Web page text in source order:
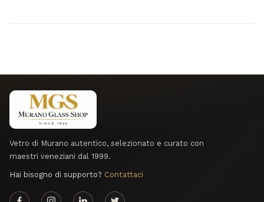
Vetro di Murano autentico, selezionato e curato con
maestri veneziani dal 1999.
Hai bisogno di supporto? Contattaci